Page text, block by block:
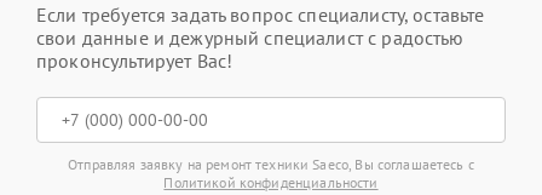
Если требуется задать вопрос специалисту, оставьте
свои данные и дежурный специалист с радостью
проконсультирует Вас!
Отправляя заявку на ремонт техники Saeco, Вы соглашаетесь с
Политикой конфиденциальности